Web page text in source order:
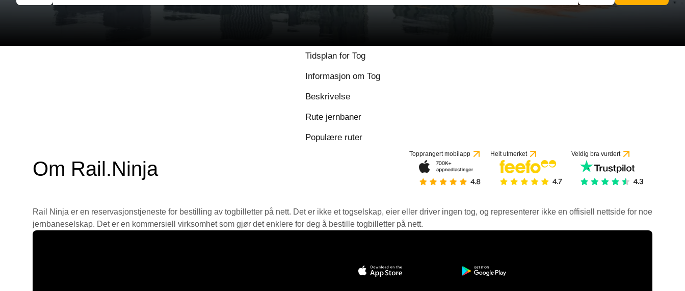
Tidsplan for Tog
Informasjon om Tog
Beskrivelse
Rute jernbaner
Populære ruter
Om Rail.Ninja
Topprangert mobilapp Helt utmerket Veldig bra vurdert
Rail Ninja er en reservasjons­tjeneste for bestilling av togbilletter på nett. Det er ikke et togselskap, eier eller driver ingen tog, og representerer ikke en offisiell nettside for noe
jernbaneselskap. Det er en kommersiell virksomhet som gjør det enklere for deg å bestille togbilletter på nett.
8.9 / 10 basert på 1 vurderinger